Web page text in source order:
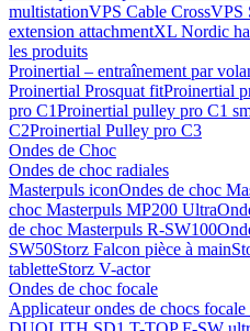
multistationVPS Cable CrossVPS
extension attachmentXL Nordic
les produits
Proinertial – entraînement par
Proinertial Prosquat fitProinertial
pro C1Proinertial pulley pro C1
C2Proinertial Pulley pro C3
Ondes de Choc
Ondes de choc radiales
Masterpuls iconOndes de choc
choc Masterpuls MP200 Ultra
de choc Masterpuls R-SW100
SW50Storz Falcon pièce à main
tabletteStorz V-actor
Ondes de choc focale
Applicateur ondes de chocs